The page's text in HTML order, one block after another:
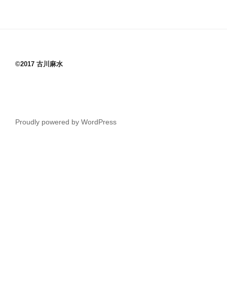
©2017 古川麻水
Proudly powered by WordPress